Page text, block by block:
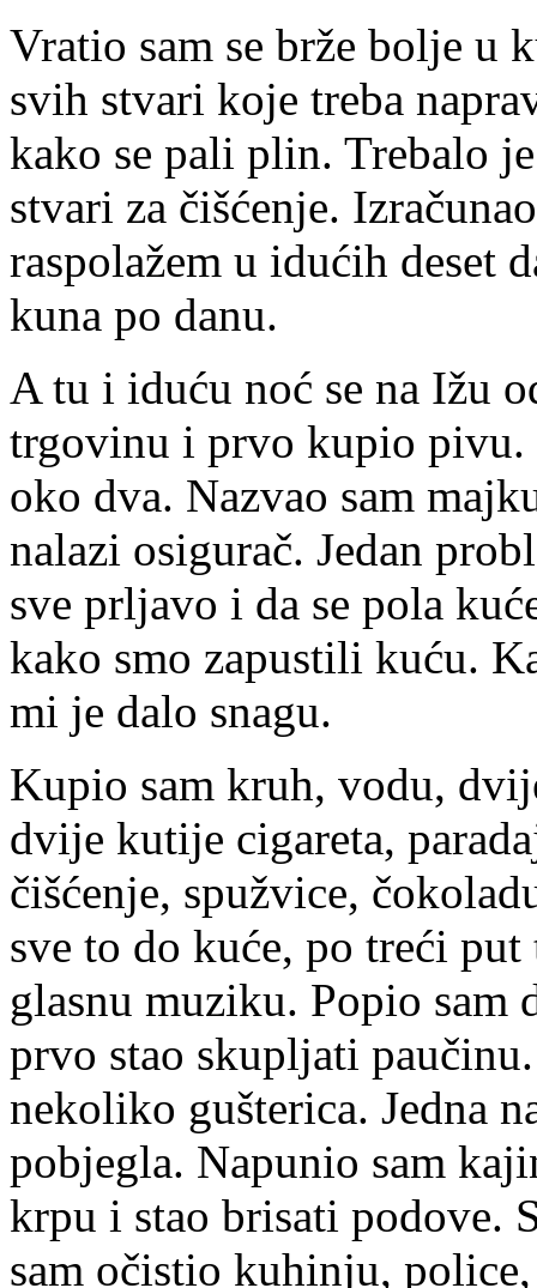
Vratio sam se brže bolje u
svih stvari koje treba
kako se pali plin. Trebalo
stvari za čišćenje.
raspolažem u idućih deset
kuna po danu.
A tu i iduću noć se na Ižu
trgovinu i prvo kupio pivu.
oko dva. Nazvao sam
nalazi osigurač. Jedan
sve prljavo i da se pola
kako smo zapustili kuću.
mi je dalo snagu.
Kupio sam kruh, vodu,
dvije kutije cigareta,
čišćenje, spužvice,
sve to do kuće, po treći
glasnu muziku. Popio sam
prvo stao skupljati
nekoliko gušterica. Jedna
pobjegla. Napunio sam
krpu i stao brisati podove.
sam očistio kuhinju,